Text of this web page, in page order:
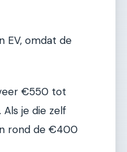
EV, omdat de
€550 tot
je die zelf
rond de €400